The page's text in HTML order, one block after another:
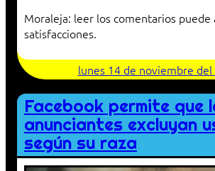
Moraleja: leer los comentarios puede
satisfacciones.
lunes 14 de noviembre del
Facebook permite que
anunciantes excluyan
según su raza